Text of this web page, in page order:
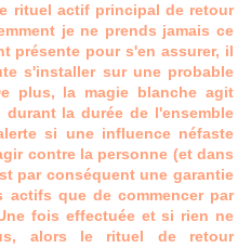
rituel actif principal de retour
je ne prends jamais ce
présente pour s'en assurer, il
s'installer sur une probable
plus, la magie blanche agit
la durée de l'ensemble
si une influence néfaste
contre la personne (et dans
par conséquent une garantie
actifs que de commencer par
fois effectuée et si rien ne
alors le rituel de retour